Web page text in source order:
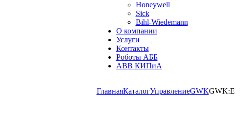
Honeywell
Sick
Bihl-Wiedemann
О компании
Услуги
Контакты
Роботы АББ
ABB КИПиА
ГлавнаяКаталогУправлениеGWKGWK:E